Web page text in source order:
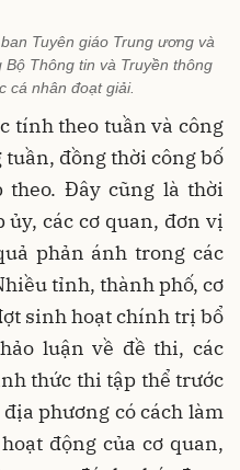
Tuyên giáo Trung ương và
Thông tin và Truyền thông
cá nhân đoạt giải.
tính theo tuần và công
đồng thời công bố
Đây cũng là thời
các cơ quan, đơn vị
phản ánh trong các
tỉnh, thành phố, cơ
sinh hoạt chính trị bổ
luận về đề thi, các
thức thi tập thể trước
phương có cách làm
động của cơ quan,